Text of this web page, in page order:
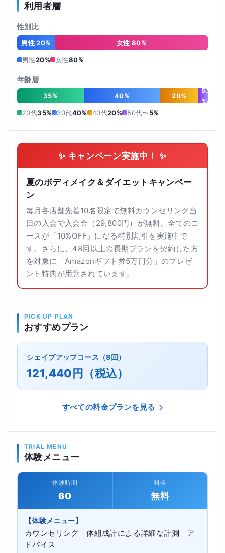
利用者層
性別比
男性 20% 女性 80%
男性20% 女性80%
年齢層
35% 40% 20%
5
%
20代35% 30代40% 40代20% 50代〜5%
✨ キャンペーン実施中！ ✨
夏のボディメイク＆ダイエットキャンペー
ン
毎月各店舗先着10名限定で無料カウンセリング当
日の入会で入会金（29,800円）が無料、全てのコ
ースが「10%OFF」になる特別割引を実施中で
す。さらに、48回以上の長期プランを契約した方
を対象に「Amazonギフト券5万円分」のプレゼ
ント特典が用意されています。
PICK UP PLAN
おすすめプラン
シェイプアップコース（8回）
121,440円（税込）
すべての料金プランを見る
TRIAL MENU
体験メニュー
体験時間
60
料金
無料
【体験メニュー】
カウンセリング 体組成計による詳細な計測 ア
ドバイス